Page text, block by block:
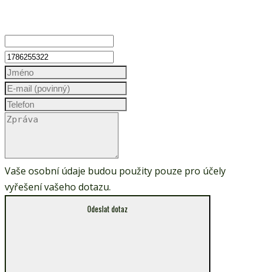
Vaše osobní údaje budou použity pouze pro účely
vyřešení vašeho dotazu.
Odeslat dotaz